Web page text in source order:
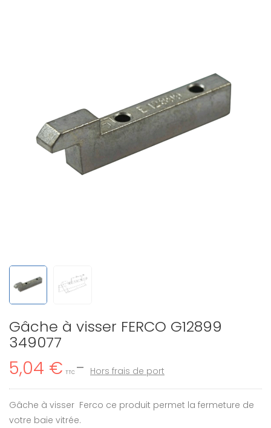
Gâche à visser FERCO G12899
349077
5,04 € TTC Hors frais de port
Gâche à visser Ferco ce produit permet la fermeture de
votre baie vitrée.